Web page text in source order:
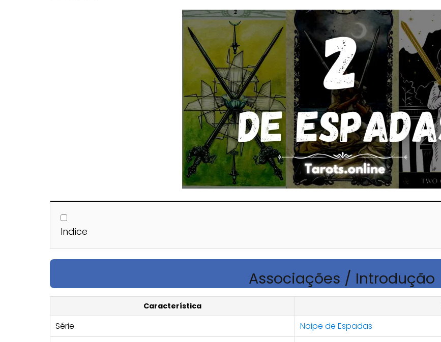
Indice
Associações / Introdução
Característica
Série
Naipe de Espadas